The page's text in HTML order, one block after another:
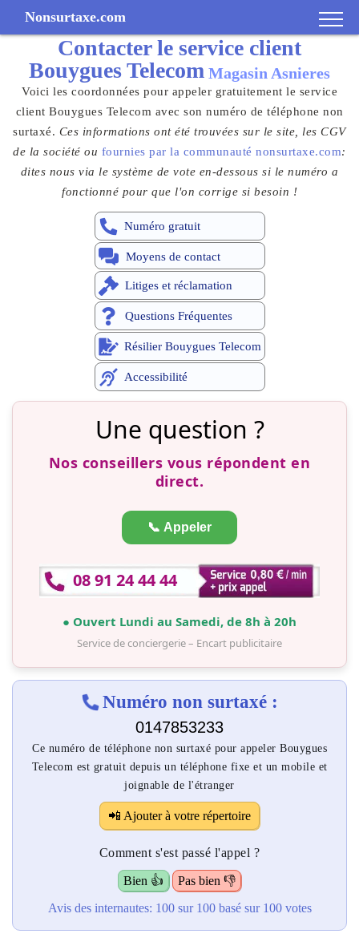
Nonsurtaxe.com
Contacter le service client
Bouygues Telecom Magasin Asnieres
Voici les coordonnées pour appeler gratuitement le service
client Bouygues Telecom avec son numéro de téléphone non
surtaxé. Ces informations ont été trouvées sur le site, les CGV
de la société ou fournies par la communauté nonsurtaxe.com:
dites nous via le système de vote en-dessous si le numéro a
fonctionné pour que l'on corrige si besoin !
Numéro gratuit
Moyens de contact
Litiges et réclamation
Questions Fréquentes
Résilier Bouygues Telecom
Accessibilité
Une question ?
Nos conseillers vous répondent en
direct.
📞 Appeler
08 91 24 44 44
● Ouvert Lundi au Samedi, de 8h à 20h
Service de conciergerie – Encart publicitaire
Numéro non surtaxé :
0147853233
Ce numéro de téléphone non surtaxé pour appeler Bouygues
Telecom est gratuit depuis un téléphone fixe et un mobile et
joignable de l'étranger
📲 Ajouter à votre répertoire
Comment s'est passé l'appel ?
Bien 👍
Pas bien 👎
Avis des internautes: 100sur 100basé sur 100votes